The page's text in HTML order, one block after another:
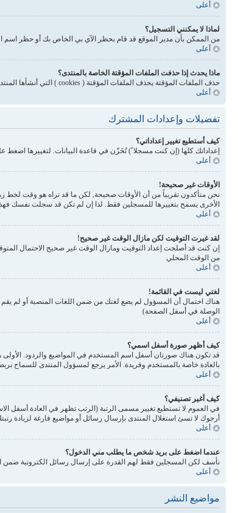
أعلى
لماذا لا يمكنني التسجيل؟
من الممكن بأن مدير الموقع قد قام بحظر الآي بي الخاص بك أو حظر اسم
أعلى
ماذا يحدث إذا حذفت الملفات المؤقتة الخاصة بالمنتدى؟
حذف الملفات المؤقتة يحذف الملفات المؤقتة ( cookies ) التي أنشأها المنتدى والتي تجعلك مسجلاً للدخول وتلغي بعض المميزات المرتبطة بنظام الملفات المؤقتة
أعلى
تفضيلات وإعدادات المشترك
كيف أستطيع تغيير إعداداتي؟
إعداداتك كلها (إن كنت مسجلا ً) تُخَزّن في قاعدة البيانات. لتغييرها اضغط
أعلى
الأوقات غير صحيحة!
نحن متأكدون تقريباً من أن الأوقات صحيحة, لكن ما قد تراه هو وقت لخط
الأخرى يسمح بتغييرها للمسجلين فقط. لذا إن لم تكن قد سجلت نفسك
أعلى
لقد غيرت التوقيت لكن مازال الوقت غير صحيح!
إن كنت قد أصلحت إعداد التوقيت ومازال الوقت غير صحيح الاحتمال
من الوقت المحلي
أعلى
لغتي ليست في القائمة!
الوصلة في أسفل الصفحة)
أعلى
كيف أظهر صورة أسفل اسمي؟
بالعادة خاصة بالمستخدم وفريدة. الأمر يرجع لمسؤول المنتدى للسماح
أعلى
كيف أغير تصنيفي؟
في العموم لا تستطيع تغيير مسمى الرتبة (الرتب تظهر في العادة أسفل
أرجوك لا تسئ استغلال المنتدى بإرسال رسائل أو مواضيع فارغة لزيادة
أعلى
عندما اضغط على بريد شخص ما يطلب مني الدخول؟
نأسف لكن المسجلين فقط لهم القدرة على إرسال رسائل الكترونية ضمن
أعلى
مواضيع النشر